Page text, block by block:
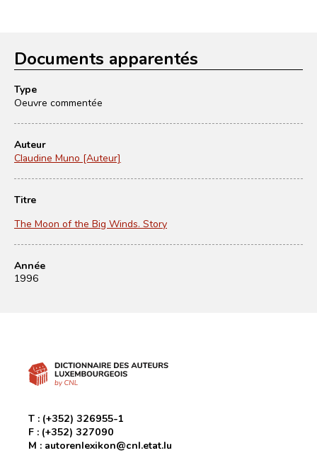
Documents apparentés
Type
Oeuvre commentée
Auteur
Claudine Muno [Auteur]
Titre
The Moon of the Big Winds. Story
Année
1996
T : (+352) 326955-1
F : (+352) 327090
M : autorenlexikon@cnl.etat.lu